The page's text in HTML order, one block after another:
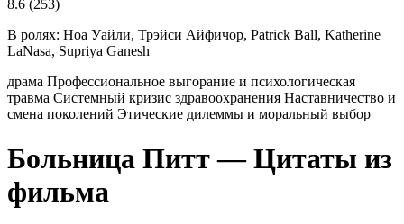
8.6 (253)
В ролях: Ноа Уайли, Трэйси Айфичор, Patrick Ball, Katherine
LaNasa, Supriya Ganesh
драма Профессиональное выгорание и психологическая
травма Системный кризис здравоохранения Наставничество и
смена поколений Этические дилеммы и моральный выбор
Больница Питт — Цитаты из
фильма